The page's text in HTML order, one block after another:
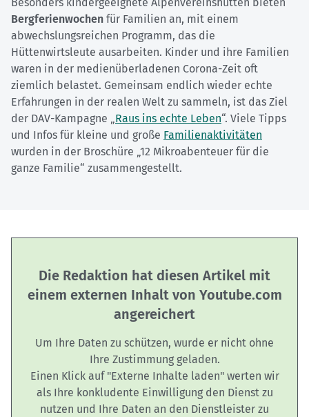
Besonders kindergeeignete Alpenvereinshütten bieten
Bergferienwochen für Familien an, mit einem
abwechslungsreichen Programm, das die
Hüttenwirtsleute ausarbeiten. Kinder und ihre Familien
waren in der medienüberladenen Corona-Zeit oft
ziemlich belastet. Gemeinsam endlich wieder echte
Erfahrungen in der realen Welt zu sammeln, ist das Ziel
der DAV-Kampagne „Raus ins echte Leben“. Viele Tipps
und Infos für kleine und große Familienaktivitäten
wurden in der Broschüre „12 Mikroabenteuer für die
ganze Familie“ zusammengestellt.
Die Redaktion hat diesen Artikel mit
einem externen Inhalt von Youtube.com
angereichert
Um Ihre Daten zu schützen, wurde er nicht ohne
Ihre Zustimmung geladen.
Einen Klick auf "Externe Inhalte laden" werten wir
als Ihre konkludente Einwilligung den Dienst zu
nutzen und Ihre Daten an den Dienstleister zu